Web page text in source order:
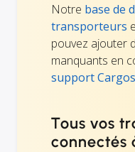
Notre base de
transporteurs
pouvez ajouter
manquants en
support
Tous vos
connectés